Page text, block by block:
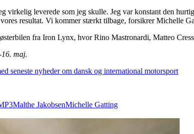
virkelig leverede som jeg skulle. Jeg var konstant den
resultat. Vi kommer stærkt tilbage, forsikrer Michelle
fra Iron Lynx, hvor Rino Mastronardi, Matteo
maj.
seneste nyheder om dansk og international motorsport
Malthe JakobsenMichelle Gatting